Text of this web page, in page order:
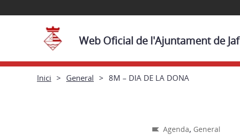
Web Oficial de l'Ajuntament de
Inici General 8M – DIA DE LA DONA
Agenda, General